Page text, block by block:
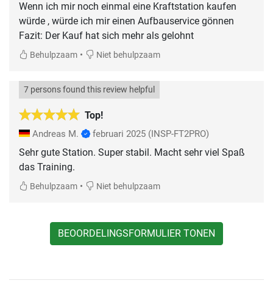
Wenn ich mir noch einmal eine Kraftstation kaufen
würde , würde ich mir einen Aufbauservice gönnen
Fazit: Der Kauf hat sich mehr als gelohnt
Behulpzaam • Niet behulpzaam
Top!
7 persons found this review helpful
Andreas M. februari 2025 (INSP-FT2PRO)
Sehr gute Station. Super stabil. Macht sehr viel Spaß
das Training.
Behulpzaam • Niet behulpzaam
BEOORDELINGSFORMULIER TONEN